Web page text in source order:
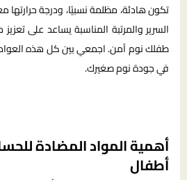
تكون هادئة، مظلمة نسبيًا، ودرجة حرارتها
السرير والمرتبة المناسبة يساعد على
طفلك نوم آمن. اجمعي بين كل هذه
في جودة نوم صغيرك.
أهمية المواد المضادة
أطفال